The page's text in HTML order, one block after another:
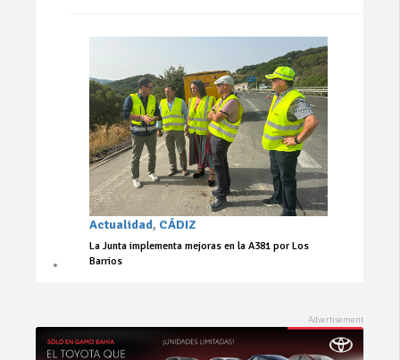
Actualidad, CÁDIZ
La Junta implementa mejoras en la A381 por Los
Barrios